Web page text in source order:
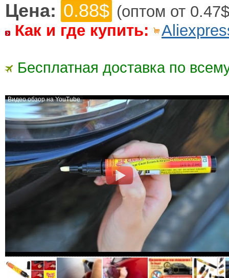
Цена: 0.88$ (оптом от
Как и где купить:
Бесплатная доставка по
Видео обзор на YouTube